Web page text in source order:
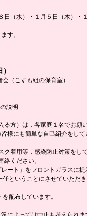
日（水）・１月５日（木）・
す。
（こすも組の保育室）
説明
る方）は，各家庭１名でお願
様にも簡単な自己紹介をし
ク着用等，感染防止対策をし
絡ください。
ート」をフロントガラスに
任ということにさせていただ
配布しています。
によっては中止も考えられ